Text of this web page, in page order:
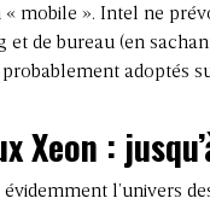
« mobile ». Intel ne
et de bureau (en
adoptés
Xeon :
évidemment l’univers